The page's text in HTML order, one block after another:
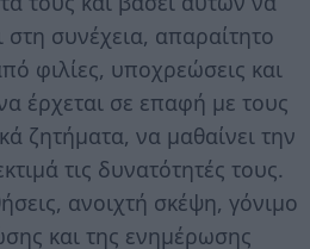
συνέχεια, απαραίτητο
φιλίες, υποχρεώσεις και
έρχεται σε επαφή με τους
ζητήματα, να μαθαίνει την
τις δυνατότητές τους.
ανοιχτή σκέψη, γόνιμο
και της ενημέρωσης